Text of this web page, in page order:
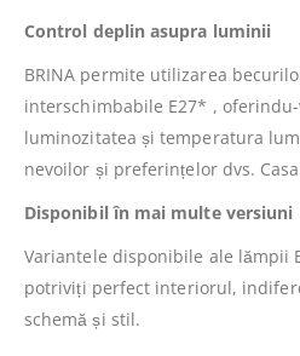
Control deplin asupra luminii
BRINA permite utilizarea
interschimbabile E27* ,
luminozitatea și temperatura
nevoilor și preferințelor dvs.
Disponibil în mai multe versiuni
Variantele disponibile ale lămpii
potriviți perfect interiorul,
schemă și stil.